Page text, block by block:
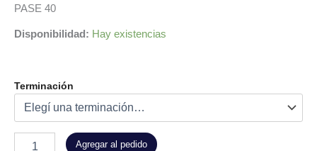
PASE 40
Disponibilidad: Hay existencias
Terminación
Agregar al pedido